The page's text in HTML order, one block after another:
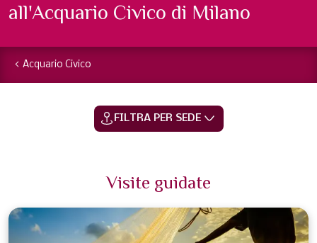
all'Acquario Civico di Milano
Acquario Civico
FILTRA PER SEDE
Visite guidate